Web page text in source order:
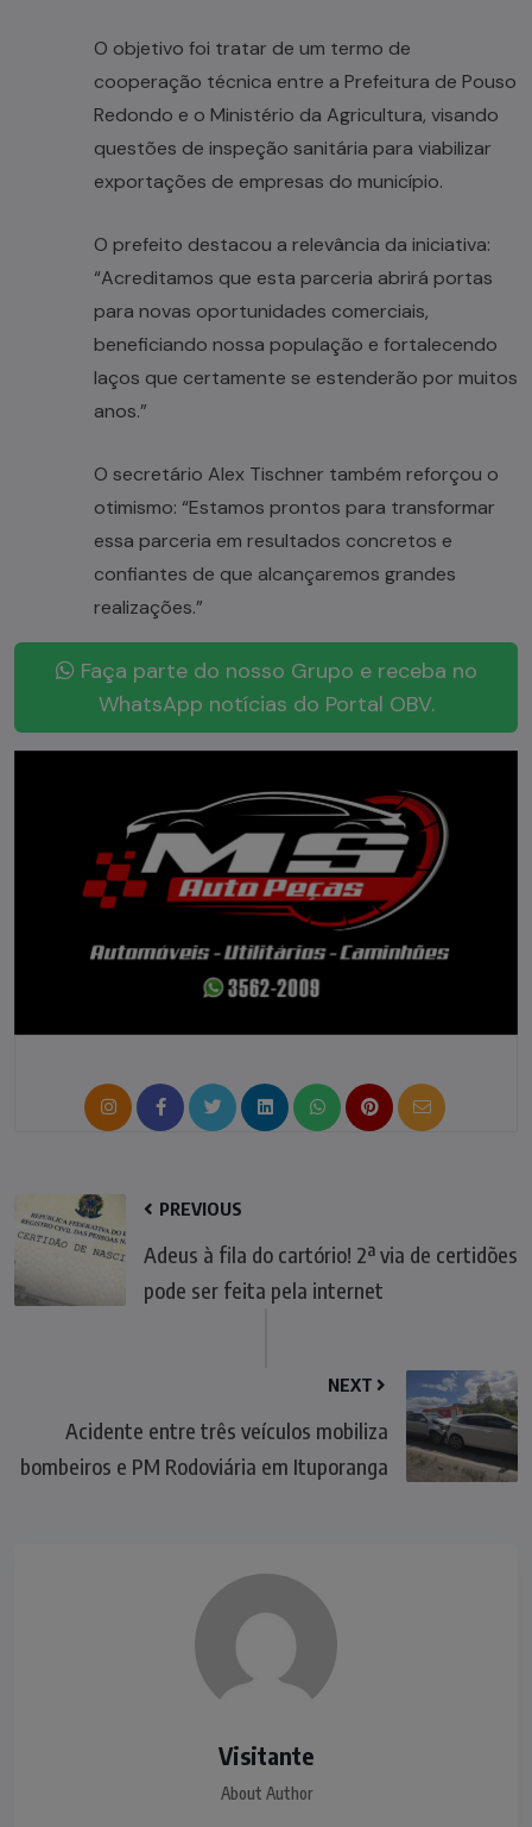
O objetivo foi tratar de um termo de
cooperação técnica entre a Prefeitura de Pouso
Redondo e o Ministério da Agricultura, visando
questões de inspeção sanitária para viabilizar
exportações de empresas do município.
O prefeito destacou a relevância da iniciativa:
“Acreditamos que esta parceria abrirá portas
para novas oportunidades comerciais,
beneficiando nossa população e fortalecendo
laços que certamente se estenderão por muitos
anos.”
O secretário Alex Tischner também reforçou o
otimismo: “Estamos prontos para transformar
essa parceria em resultados concretos e
confiantes de que alcançaremos grandes
realizações.”
Faça parte do nosso Grupo e receba no
WhatsApp notícias do Portal OBV.
PREVIOUS
Adeus à fila do cartório! 2ª via de certidões
pode ser feita pela internet
NEXT
Acidente entre três veículos mobiliza
bombeiros e PM Rodoviária em Ituporanga
Visitante
About Author